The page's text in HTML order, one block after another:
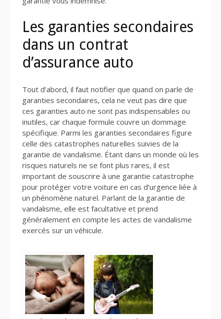
Les garanties secondaires
dans un contrat
d’assurance auto
Tout d’abord, il faut notifier que quand on parle de
garanties secondaires, cela ne veut pas dire que
ces garanties auto ne sont pas indispensables ou
inutiles, car chaque formule couvre un dommage
spécifique. Parmi les garanties secondaires figure
celle des catastrophes naturelles suivies de la
garantie de vandalisme. Étant dans un monde où les
risques naturels ne se font plus rares, il est
important de souscrire à une garantie catastrophe
pour protéger votre voiture en cas d’urgence liée à
un phénomène naturel. Parlant de la garantie de
vandalisme, elle est facultative et prend
généralement en compte les actes de vandalisme
exercés sur un véhicule.